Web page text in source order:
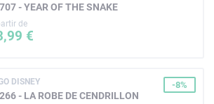
- YEAR OF THE SNAKE
de
€
DISNEY
- LA ROBE DE CENDRILLON
-8%